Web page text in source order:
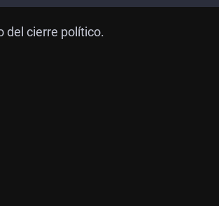
del cierre político.